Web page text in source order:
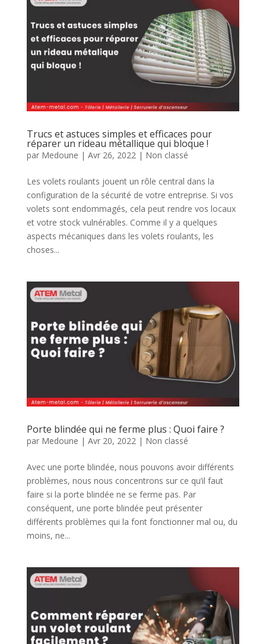
Trucs et astuces simples et efficaces pour
réparer un rideau métallique qui bloque !
par Medoune | Avr 26, 2022 | Non classé
Les volets roulants jouent un rôle central dans la
configuration de la sécurité de votre entreprise. Si vos
volets sont endommagés, cela peut rendre vos locaux
et votre stock vulnérables. Comme il y a quelques
aspects mécaniques dans les volets roulants, les
choses...
Porte blindée qui ne ferme plus : Quoi faire ?
par Medoune | Avr 20, 2022| Non classé
Avec une porte blindée, nous pouvons avoir différents
problèmes, nous nous concentrons sur ce qu’il faut
faire si la porte blindée ne se ferme pas. Par
conséquent, une porte blindée peut présenter
différents problèmes qui la font fonctionner mal ou, du
moins, ne...